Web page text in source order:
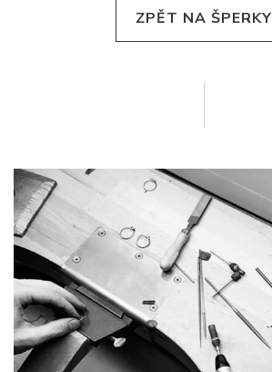
ZPĚT NA ŠPERKY